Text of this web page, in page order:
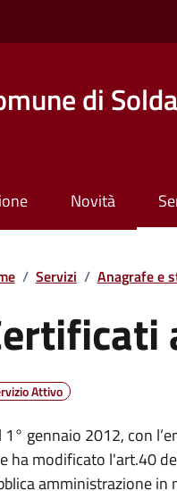
di
Novità
/ Servizi / Anagrafe e
Attivo
1° gennaio 2012, con
ha modificato l'art.40
amministrazione